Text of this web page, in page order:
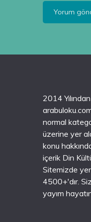
2014
normal
üzerine yer
konu
içerik Din
Sitemizde yer
4500+'dır.
yayım